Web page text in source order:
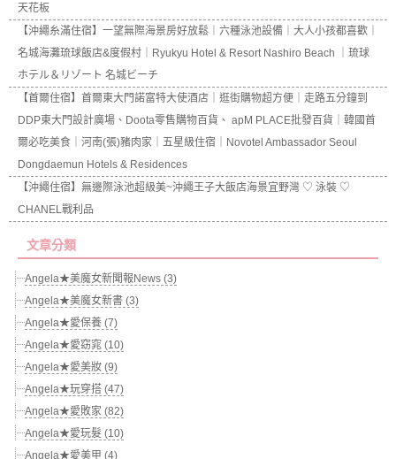
天花板
【沖繩糸滿住宿】一望無際海景房好放鬆｜六種泳池設備｜大人小孩都喜歡｜
名城海灘琉球飯店&度假村｜Ryukyu Hotel & Resort Nashiro Beach ｜琉球
ホテル＆リゾート 名城ビーチ
【首爾住宿】首爾東大門諾富特大使酒店｜逛街購物超方便｜走路五分鐘到
DDP東大門設計廣場、Doota零售購物百貨、 apM PLACE批發百貨｜韓國首
爾必吃美食｜河南(張)豬肉家｜五星級住宿｜Novotel Ambassador Seoul
Dongdaemun Hotels & Residences
【沖繩住宿】無邊際泳池超級美~沖繩王子大飯店海景宜野灣 ♡ 泳裝 ♡
CHANEL戰利品
文章分類
Angela★美魔女新聞報News (3)
Angela★美魔女新書 (3)
Angela★愛保養 (7)
Angela★愛窈窕 (10)
Angela★愛美妝 (9)
Angela★玩穿搭 (47)
Angela★愛敗家 (82)
Angela★愛玩髮 (10)
Angela★愛美甲 (4)